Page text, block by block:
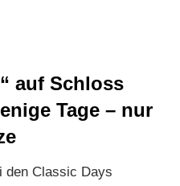
auf Schloss
Tage – nur
den Classic Days